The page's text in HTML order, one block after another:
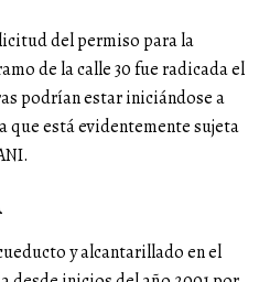
del permiso para la
de la calle 30 fue radicada el
podrían estar iniciándose a
que está evidentemente sujeta
y alcantarillado en el